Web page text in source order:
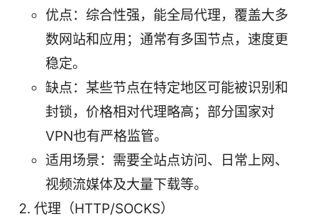
优点：综合性强，能全局代理，覆盖大多
数网站和应用；通常有多国节点，速度更
稳定。
缺点：某些节点在特定地区可能被识别和
封锁，价格相对代理略高；部分国家对
VPN也有严格监管。
适用场景：需要全站点访问、日常上网、
视频流媒体及大量下载等。
代理（HTTP/SOCKS）